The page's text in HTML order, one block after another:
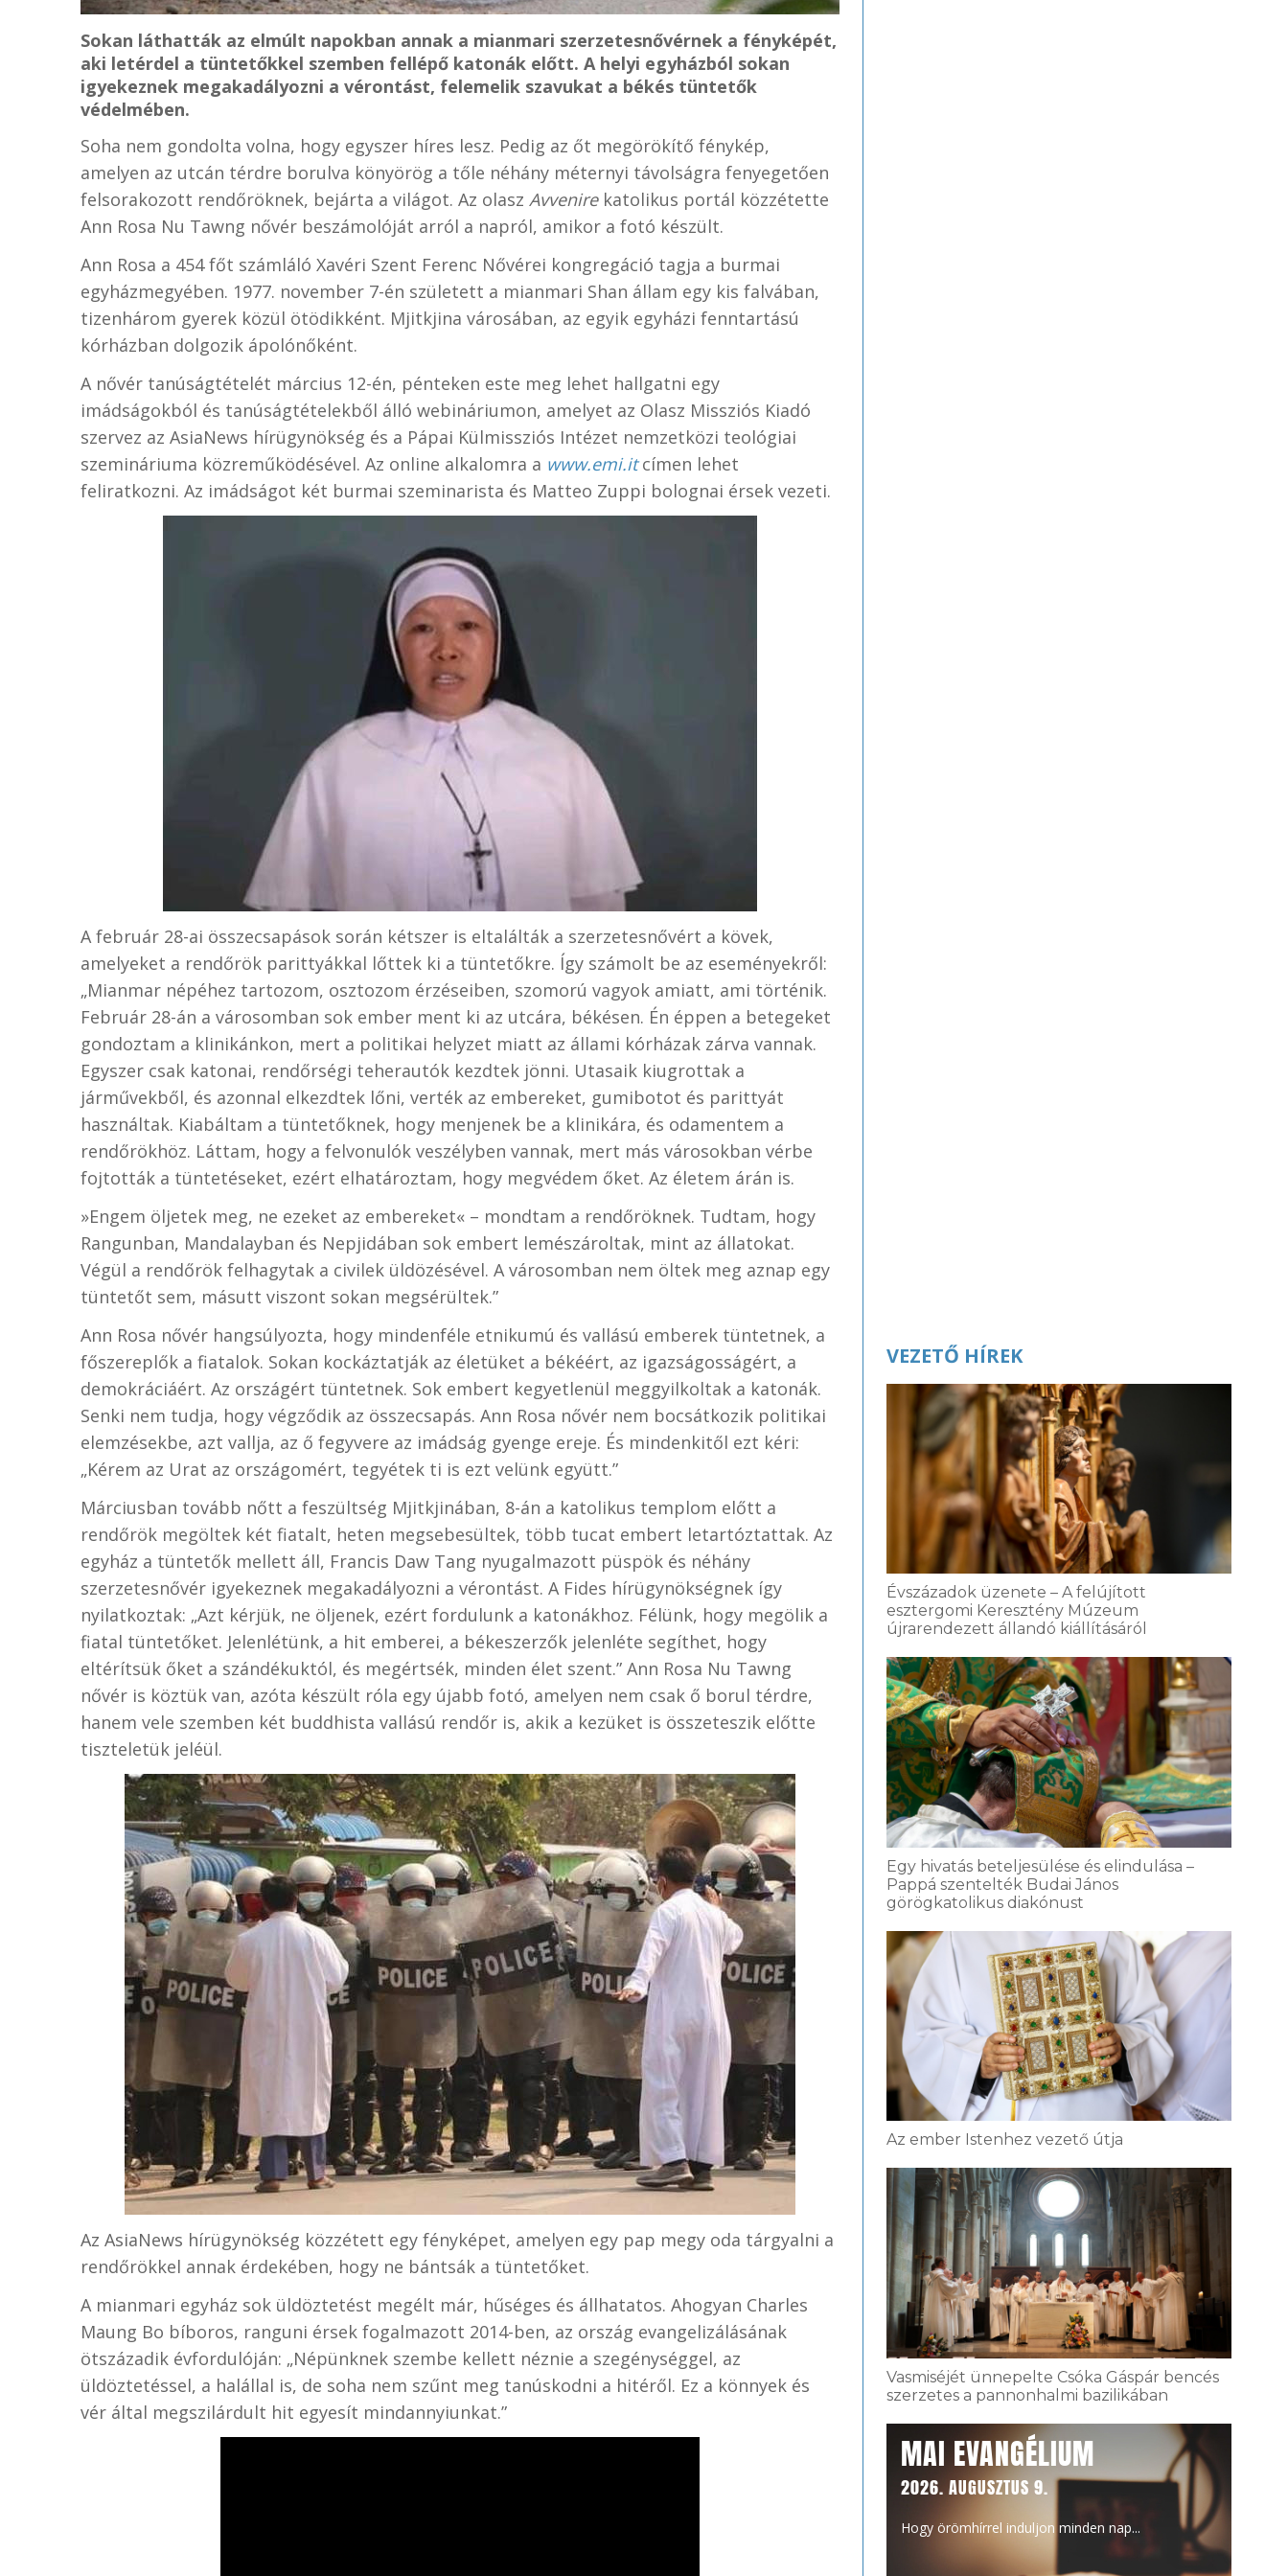
Sokan láthatták az elmúlt napokban annak a mianmari szerzetesnővérnek a fényképét,
aki letérdel a tüntetőkkel szemben fellépő katonák előtt. A helyi egyházból sokan
igyekeznek megakadályozni a vérontást, felemelik szavukat a békés tüntetők
védelmében.
Soha nem gondolta volna, hogy egyszer híres lesz. Pedig az őt megörökítő fénykép,
amelyen az utcán térdre borulva könyörög a tőle néhány méternyi távolságra fenyegetően
felsorakozott rendőröknek, bejárta a világot. Az olasz Avvenirekatolikus portál közzétette
Ann Rosa Nu Tawng nővér beszámolóját arról a napról, amikor a fotó készült.
Ann Rosa a 454 főt számláló Xavéri Szent Ferenc Nővérei kongregáció tagja a burmai
egyházmegyében. 1977. november 7-én született a mianmari Shan állam egy kis falvában,
tizenhárom gyerek közül ötödikként. Mjitkjina városában, az egyik egyházi fenntartású
kórházban dolgozik ápolónőként.
A nővér tanúságtételét március 12-én, pénteken este meg lehet hallgatni egy
imádságokból és tanúságtételekből álló webináriumon, amelyet az Olasz Missziós Kiadó
szervez az AsiaNews hírügynökség és a Pápai Külmissziós Intézet nemzetközi teológiai
szemináriuma közreműködésével. Az online alkalomra a www.emi.itcímen lehet
feliratkozni. Az imádságot két burmai szeminarista és Matteo Zuppi bolognai érsek vezeti.
A február 28-ai összecsapások során kétszer is eltalálták a szerzetesnővért a kövek,
amelyeket a rendőrök parittyákkal lőttek ki a tüntetőkre. Így számolt be az eseményekről:
„Mianmar népéhez tartozom, osztozom érzéseiben, szomorú vagyok amiatt, ami történik.
Február 28-án a városomban sok ember ment ki az utcára, békésen. Én éppen a betegeket
gondoztam a klinikánkon, mert a politikai helyzet miatt az állami kórházak zárva vannak.
Egyszer csak katonai, rendőrségi teherautók kezdtek jönni. Utasaik kiugrottak a
járművekből, és azonnal elkezdtek lőni, verték az embereket, gumibotot és parittyát
használtak. Kiabáltam a tüntetőknek, hogy menjenek be a klinikára, és odamentem a
rendőrökhöz. Láttam, hogy a felvonulók veszélyben vannak, mert más városokban vérbe
fojtották a tüntetéseket, ezért elhatároztam, hogy megvédem őket. Az életem árán is.
»Engem öljetek meg, ne ezeket az embereket« – mondtam a rendőröknek. Tudtam, hogy
Rangunban, Mandalayban és Nepjidában sok embert lemészároltak, mint az állatokat.
Végül a rendőrök felhagytak a civilek üldözésével. A városomban nem öltek meg aznap egy
tüntetőt sem, másutt viszont sokan megsérültek.”
Ann Rosa nővér hangsúlyozta, hogy mindenféle etnikumú és vallású emberek tüntetnek, a
főszereplők a fiatalok. Sokan kockáztatják az életüket a békéért, az igazságosságért, a
demokráciáért. Az országért tüntetnek. Sok embert kegyetlenül meggyilkoltak a katonák.
Senki nem tudja, hogy végződik az összecsapás. Ann Rosa nővér nem bocsátkozik politikai
elemzésekbe, azt vallja, az ő fegyvere az imádság gyenge ereje. És mindenkitől ezt kéri:
„Kérem az Urat az országomért, tegyétek ti is ezt velünk együtt.”
Márciusban tovább nőtt a feszültség Mjitkjinában, 8-án a katolikus templom előtt a
rendőrök megöltek két fiatalt, heten megsebesültek, több tucat embert letartóztattak. Az
egyház a tüntetők mellett áll, Francis Daw Tang nyugalmazott püspök és néhány
szerzetesnővér igyekeznek megakadályozni a vérontást. A Fides hírügynökségnek így
nyilatkoztak: „Azt kérjük, ne öljenek, ezért fordulunk a katonákhoz. Félünk, hogy megölik a
fiatal tüntetőket. Jelenlétünk, a hit emberei, a békeszerzők jelenléte segíthet, hogy
eltérítsük őket a szándékuktól, és megértsék, minden élet szent.” Ann Rosa Nu Tawng
nővér is köztük van, azóta készült róla egy újabb fotó, amelyen nem csak ő borul térdre,
hanem vele szemben két buddhista vallású rendőr is, akik a kezüket is összeteszik előtte
tiszteletük jeléül.
Az AsiaNews hírügynökség közzétett egy fényképet, amelyen egy pap megy oda tárgyalni a
rendőrökkel annak érdekében, hogy ne bántsák a tüntetőket.
A mianmari egyház sok üldöztetést megélt már, hűséges és állhatatos. Ahogyan Charles
Maung Bo bíboros, ranguni érsek fogalmazott 2014-ben, az ország evangelizálásának
ötszázadik évfordulóján: „Népünknek szembe kellett néznie a szegénységgel, az
üldöztetéssel, a halállal is, de soha nem szűnt meg tanúskodni a hitéről. Ez a könnyek és
vér által megszilárdult hit egyesít mindannyiunkat.”
VEZETŐ HÍREK
Évszázadok üzenete – A felújított
esztergomi Keresztény Múzeum
újrarendezett állandó kiállításáról
Egy hivatás beteljesülése és elindulása –
Pappá szentelték Budai János
görögkatolikus diakónust
Az ember Istenhez vezető útja
Vasmiséjét ünnepelte Csóka Gáspár bencés
szerzetes a pannonhalmi bazilikában
MAI EVANGÉLIUM
2026. AUGUSZTUS 9.
Hogy örömhírrel induljon minden nap...